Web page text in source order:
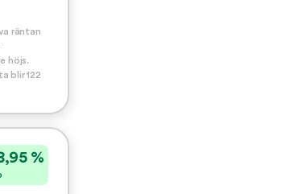
räntan
höjs.
blir 122
%